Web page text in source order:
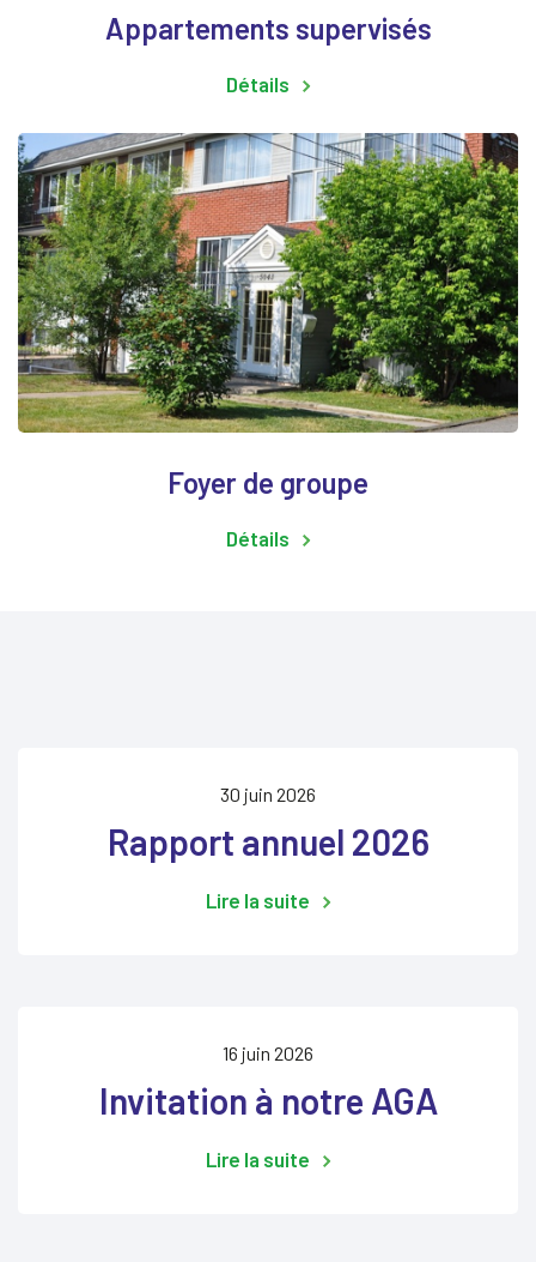
Appartements supervisés
Détails
Foyer de groupe
Détails
30 juin 2026
Rapport annuel 2026
Lire la suite
16 juin 2026
Invitation à notre AGA
Lire la suite